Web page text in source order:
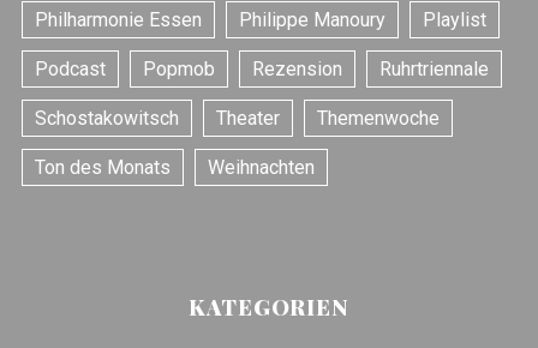
Philharmonie Essen Philippe Manoury Playlist
Podcast Popmob Rezension Ruhrtriennale
Schostakowitsch Theater Themenwoche
Ton des Monats Weihnachten
KATEGORIEN